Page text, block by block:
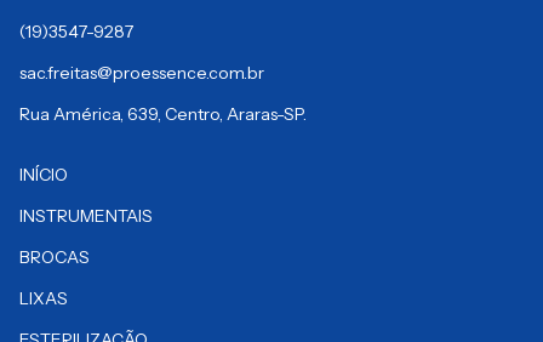
(19)3547-9287
sac.freitas@proessence.com.br
Rua América, 639, Centro, Araras-SP.
INÍCIO
INSTRUMENTAIS
BROCAS
LIXAS